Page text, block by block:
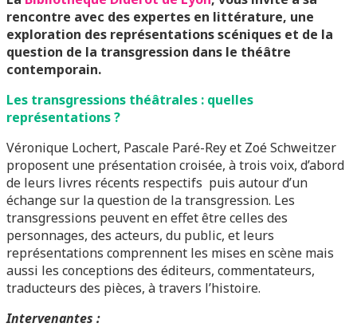
rencontre avec des expertes en littérature, une
exploration des représentations scéniques et de la
question de la transgression dans le théâtre
contemporain.
Les transgressions théâtrales : quelles
représentations ?
Véronique Lochert, Pascale Paré-Rey et Zoé Schweitzer
proposent une présentation croisée, à trois voix, d’abord
de leurs livres récents respectifs puis autour d’un
échange sur la question de la transgression. Les
transgressions peuvent en effet être celles des
personnages, des acteurs, du public, et leurs
représentations comprennent les mises en scène mais
aussi les conceptions des éditeurs, commentateurs,
traducteurs des pièces, à travers l’histoire.
Intervenantes :